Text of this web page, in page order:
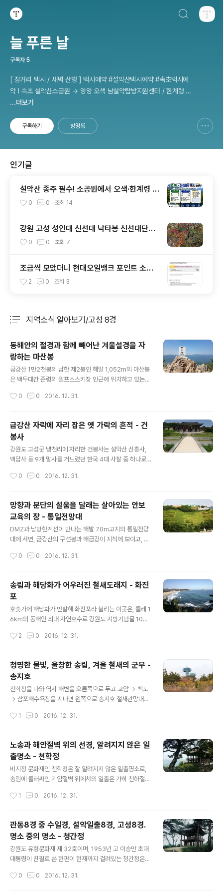
늘 푸른 날
구독자 5
[ 장거리 택시 / 새벽 산행 ] 택시예약 #설악산택시예약 #속초택시예
약 I 속초 설악산소공원 → 양양 오색 남설악탐방지원센터 / 한계령 휴
게소 - 인제 용대 남교리탐방지원센터 etc 사전 예약 운행 I 산행후기
...더보기
구독하기 방명록
인기글
설악산 종주 필수! 소공원에서 오색·한계령 택
시 예약 완벽한 이용 방법
0 0 조회 14
강원 고성 성인대 신선대 낙타봉 신선대단풍
등산코스
0 0 조회 7
조금씩 모았더니 현대오일뱅크 포인트 소멸
한다고 보너스카드에서 안내 메일 도착
2 0 조회 3
지역소식 알아보기/고성 8경
동해안의 절경과 함께 빼어난 겨울설경을 자
랑하는 마산봉
금강산 1만2천봉의 남한 제2봉인 해발 1,052m의 마산봉
은 백두대간 준령의 알프스스키장 인근에 위치하고 있는
설경은 보는 이로 하여금 대자연의 위용과 위엄을 함께 느
정도로 경치가 빼어나다.마산봉을 정점으로 서쪽 방향으로
수개의 계곡이 형성되어 있고 계곡을 중심으로 수려한 경
관을 이루고 있으며 이곳에 알프스스키장이 운영되고 있
다.
0 0 2016. 12. 31.
금강산 자락에 자리 잡은 옛 가락의 흔적 - 건
봉사
강원도 고성군 냉천리에 자리한 건봉사는 설악산 신흥사,
백담사 등 9개 말사를 거느렸던 한국 4대 사찰 중 하나로,
창건하였고, 그 후 도선국사가 중수한 뒤 서봉사라 하였으
늘에 이르고 있다. 임진왜란 때 사명대사의 의한 승별 봉기
처이기도 했던 호국사적지로서 ‘의승병기념관’이 있다. 융
성기에는 3,183칸의 대가람이었다고 하나 6.25 전쟁 때
거의 소실되었으며, 최근 건봉사지와 사찰의 복원사업이
한창이다. 특히 건봉사에는 신라 자장율사가 당에서 가져
제 1336호), 바라밀 문양의 돌기둥, 불이문(강원도 문화재
0 0 2016. 12. 31.
망향과 분단의 설움을 달래는 살아있는 안보
교육의 장 - 통일전망대
DMZ과 남방한계선이 만나는 해발 70m고지의 통일전망
대에 서면, 금강산의 구선봉과 해금강이 지척에 보이고, 맑
절경의 금강산을 볼 수 있으며, 발아래에는 2004년 12월
지는 모습도 볼 수 있다. 휴전선 철책을 사이에 두고 대치하
고 있는 최전방 초소는 남북한의 긴장감을 느끼게 한다. 고
성군 현내면 명호리. 북의 38도 35분, 연간 150만 명 이
상의 관광객이 찾아드는 고성의 대표적인 관광지인 이곳
엔, 북녘에 두고 온 산하와 가족을 그리는 실향민과 통일을
적인 부대시설과 장갑차, 탱크, 비행기 등 어린이 안보교육
0 0 2016. 12. 31.
송림과 해당화가 어우러진 철새도래지 - 화진
포
호숫가에 해당화가 만발해 화진포라 불리는 이곳은, 둘레 1
6km의 동해안 최대 자연호수로 강원도 지방기념물 10호
가 날아들고 울창한 송림으로 둘러싸여 주변경관이 빼어나
이승만 초대대통령 별장과 이기붕 별장, 화진포의 성(김일
성 별장)이 역사안보전시관으로 운영되고 있다. 병풍처럼
둘러싸인 울창한 송림과 포구의 기암괴석은 신비의 극치를
이루고, 화진포 해변은 수심이 얕고 해저가 청아하며 주옥
같은 백사장이 펼쳐져 있어 촬영지로도 유명하다. 아래는
화진포는 동해와 연접해 자연풍광이 수려하고 면적 72만
2 0 2016. 12. 31.
청명한 물빛, 울창한 송림, 겨울 철새의 군무 -
송지호
천학정을 나와 역시 해변을 오른쪽으로 두고 교암 → 백도
→ 삼포해수욕장을 지나면 왼쪽으로 송지호 철새관망대가
m에 달하는 자연호수와 죽도가 어우러져 경관이 수려하여
심이 일정해 도미와 전어 등 바닷고기와 잉어, 숭어 같은 민
물고기가 함께 살고 있어 낚시터로도 유명하다. 또한, 송지
호 건너편 언덕 위에 있는 송호정(누) 가는 길로 들어서면
자연생태공원과 산책로가 있어 자연을 즐기는 조용한 시간
쳐 강 하구에 쌓이기를 거듭하여 이룬 모래톱이 길게 바다
1 0 2016. 12. 31.
노송과 해안절벽 위의 선경, 알려지지 않은 일
출명소 - 천학정
비지정 문화재인 천학정은 잘 알려지지 않은 일출명소로,
송림에 둘러싸인 기암절벽 위에서의 일출은 가히 천하절경
는 전혀 다른 분위기의 천학정 앞 기암절벽은 저마다 이름
청간정의 명성에 가려져 있었으나 고성을 아름답게 하는
또 하나의 절경이다. 상하천광(上下天光), 동해의 푸른 바
닷물을 거울 삼아 그 모습을 비춘다는 정자는 1931년에 세
워졌다. 청간정의 경관이 부드럽고 편안함을 준다면 천학
적인 모습이다. 벼랑 끝 바다를 향하는 듯 당당한 모습이 가
1 0 2016. 12. 31.
관동8경 중 수일경, 설악일출8경, 고성8경.
명소 중의 명소 - 청간정
강원도 유형문화재 제 32호이며, 1953년 고 이승만 초대
대통령이 친필로 쓴 현판이 현재까지 걸려있는 청간정은
성8경이라는 유혹의 이름 청간정을 만날 때면 일출은 볼
0 0 2016. 12. 31.